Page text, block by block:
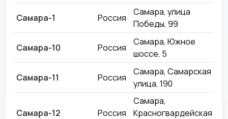
Самара-1 Россия
Самара, улица
Победы, 99
Самара-10 Россия
Самара, Южное
шоссе, 5
Самара-11 Россия
Самара, Самарская
улица, 190
Самара-12 Россия
Самара,
Красногвардейская